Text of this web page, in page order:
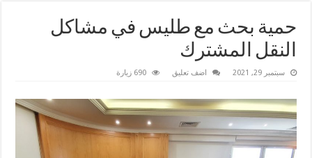
حمية بحث مع طليس في مشاكل
النقل المشترك
سبتمبر 29, 2021 اضف تعليق 690 زيارة